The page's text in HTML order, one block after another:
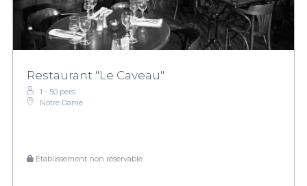
Restaurant "Le Caveau"
1 - 50 pers.
Notre Dame
Établissement non réservable